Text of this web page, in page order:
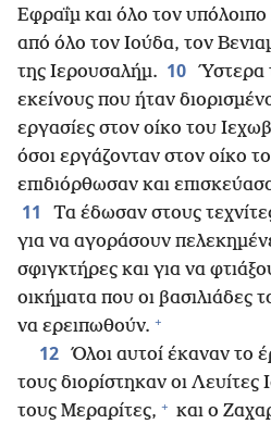
Εφραΐμ και όλο τον υπόλοιπο
από όλο τον Ιούδα, τον
της Ιερουσαλήμ. 10 Ύστερα
εκείνους που ήταν
εργασίες στον οίκο του
όσοι εργάζονταν στον οίκο
επιδιόρθωσαν και
11
Τα έδωσαν στους
για να αγοράσουν
σφιγκτήρες και για να
οικήματα που οι βασιλιάδες
να ερειπωθούν. +
12 Όλοι αυτοί έκαναν το
τους διορίστηκαν οι
τους Μεραρίτες, + και ο